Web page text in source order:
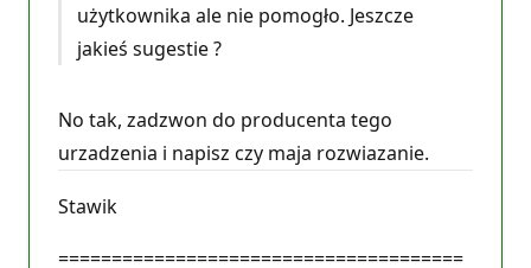
użytkownika ale nie pomogło. Jeszcze
jakieś sugestie ?
No tak, zadzwon do producenta tego
urzadzenia i napisz czy maja rozwiazanie.
Stawik
======================================